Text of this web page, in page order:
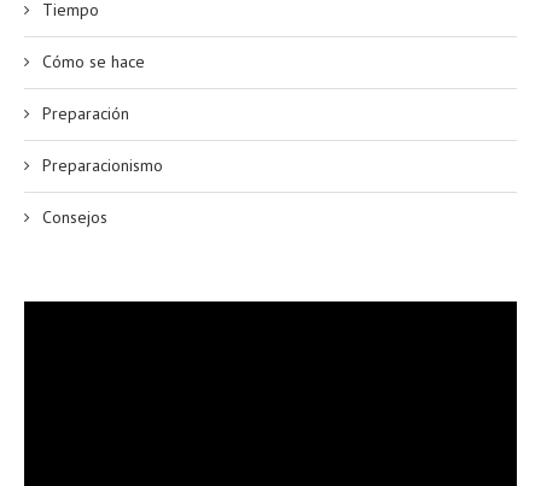
Tiempo
Cómo se hace
Preparación
Preparacionismo
Consejos